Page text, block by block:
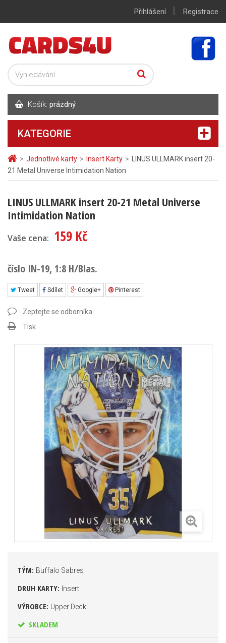
> Jednotlivé karty > Insert Karty >
LINUS ULLMARK insert 20-
21 Metal Universe Intimidation Nation
LINUS ULLMARK insert 20-21 Metal Universe
Intimidation Nation
Vaše cena: 159 Kč
číslo IN-19, 1:8 H/Blas.
Tweet Sdílet Google+ Pinterest
Zeptejte se odborníka
Tisk
TÝM: Buffalo Sabres
DRUH KARTY: Insert
VÝROBCE: Upper Deck
SKLADEM
Přihlášení | Registrace
Košík: prázdný
KATEGORIE